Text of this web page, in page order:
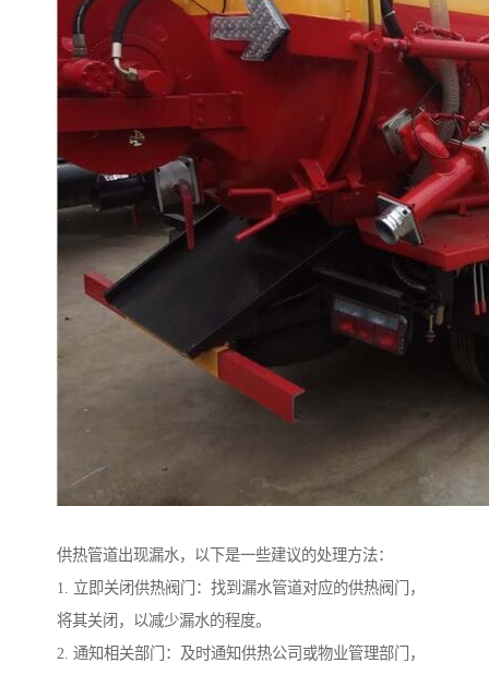
供热管道出现漏水，以下是一些建议的处理方法：
1. 立即关闭供热阀门：找到漏水管道对应的供热阀门，
将其关闭，以减少漏水的程度。
2. 通知相关部门：及时通知供热公司或物业管理部门，